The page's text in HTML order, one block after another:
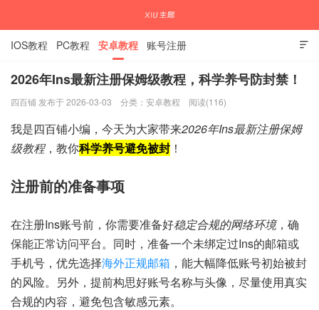

IOS教程 PC教程 安卓教程 账号注册
2026年Ins最新注册保姆级教程，科学养号防封禁！
四百铺 发布于 2026-03-03 分类： 安卓教程 阅读(116)
我是四百铺小编，今天为大家带来2026年Ins最新注册保姆
级教程，教你科学养号避免被封 ！
注册前的准备事项
在注册Ins账号前，你需要准备好稳定合规的网络环境，确
保能正常访问平台。同时，准备一个未绑定过Ins的邮箱或
手机号，优先选择海外正规邮箱 ，能大幅降低账号初始被封
的风险。另外，提前构思好账号名称与头像，尽量使用真实
合规的内容，避免包含敏感元素。